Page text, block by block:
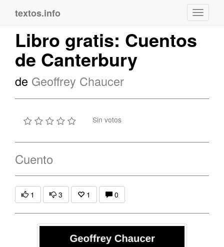
textos.info
Libro gratis: Cuentos
de Canterbury
de Geoffrey Chaucer
Sin votos
Cuento
1 3 1 0